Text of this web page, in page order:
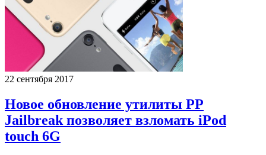
22 сентября 2017
Новое обновление утилиты PP
Jailbreak позволяет взломать iPod
touch 6G